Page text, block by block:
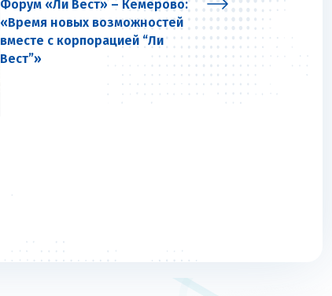
Форум «Ли Вест» – Кемерово:
«Время новых возможностей
вместе с корпорацией “Ли
Вест”»